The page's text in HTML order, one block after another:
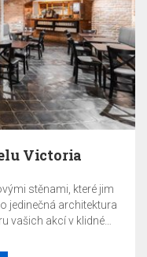
Victoria
stěnami, které jim
jedinečná architektura
vašich akcí v klidné